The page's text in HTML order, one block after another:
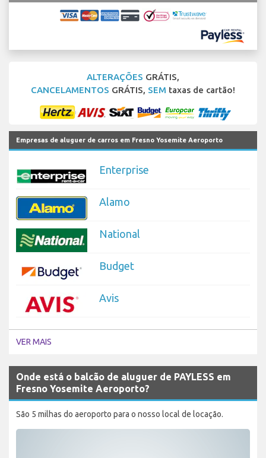
ALTERAÇÕES GRÁTIS,
CANCELAMENTOS GRÁTIS, SEM taxas de cartão!
Empresas de aluguer de carros em Fresno Yosemite Aeroporto
Enterprise
Alamo
National
Budget
Avis
VER MAIS
Onde está o balcão de aluguer de PAYLESS em
Fresno Yosemite Aeroporto?
São 5 milhas do aeroporto para o nosso local de locação.